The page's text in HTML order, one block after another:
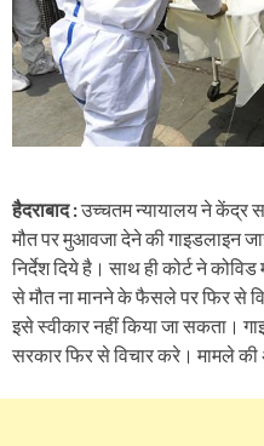
हैदराबाद :उच्चतम न्यायालय ने केंद्र
मौत पर मुआवजा देने की गाइडलाइन
निर्देश दिये है। साथ ही कोर्ट ने
से मौत ना मानने के फैसले पर फिर से
इसे स्वीकार नहीं किया जा सकता।
सरकार फिर से विचार करे। मामले की